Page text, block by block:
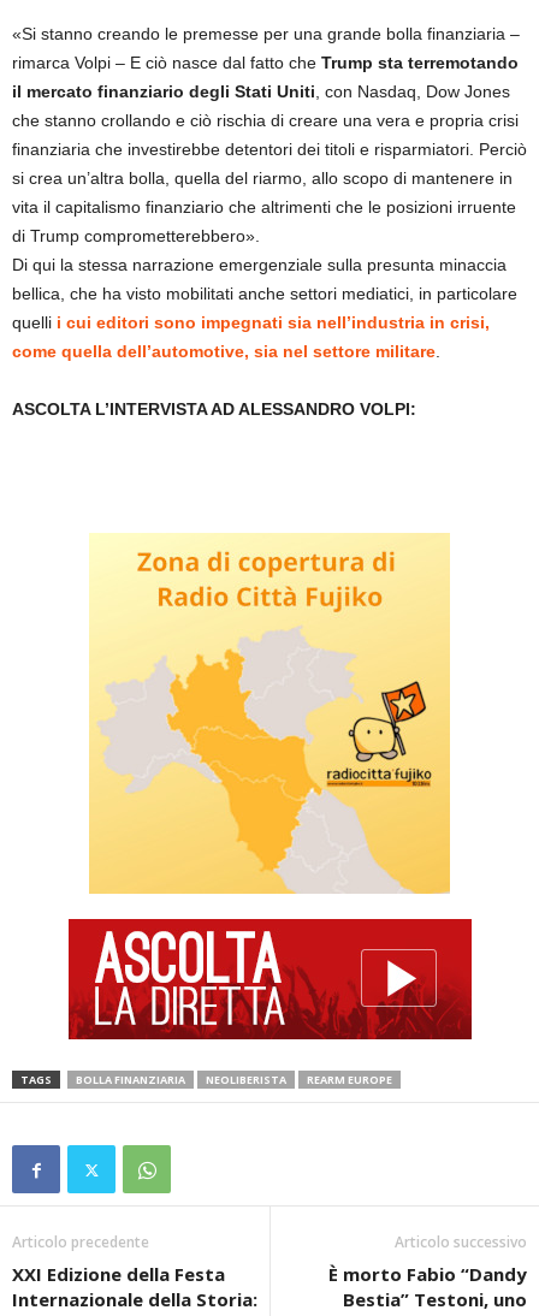
«Si stanno creando le premesse per una grande bolla finanziaria –
rimarca Volpi – E ciò nasce dal fatto che Trump sta terremotando
il mercato finanziario degli Stati Uniti, con Nasdaq, Dow Jones
che stanno crollando e ciò rischia di creare una vera e propria crisi
finanziaria che investirebbe detentori dei titoli e risparmiatori. Perciò
si crea un’altra bolla, quella del riarmo, allo scopo di mantenere in
vita il capitalismo finanziario che altrimenti che le posizioni irruente
di Trump comprometterebbero».
Di qui la stessa narrazione emergenziale sulla presunta minaccia
bellica, che ha visto mobilitati anche settori mediatici, in particolare
quelli i cui editori sono impegnati sia nell’industria in crisi,
come quella dell’automotive, sia nel settore militare.
ASCOLTA L’INTERVISTA AD ALESSANDRO VOLPI:
TAGS BOLLA FINANZIARIA NEOLIBERISTA REARM EUROPE
Articolo precedente
XXI Edizione della Festa
Internazionale della Storia:
Articolo successivo
È morto Fabio “Dandy
Bestia” Testoni, uno